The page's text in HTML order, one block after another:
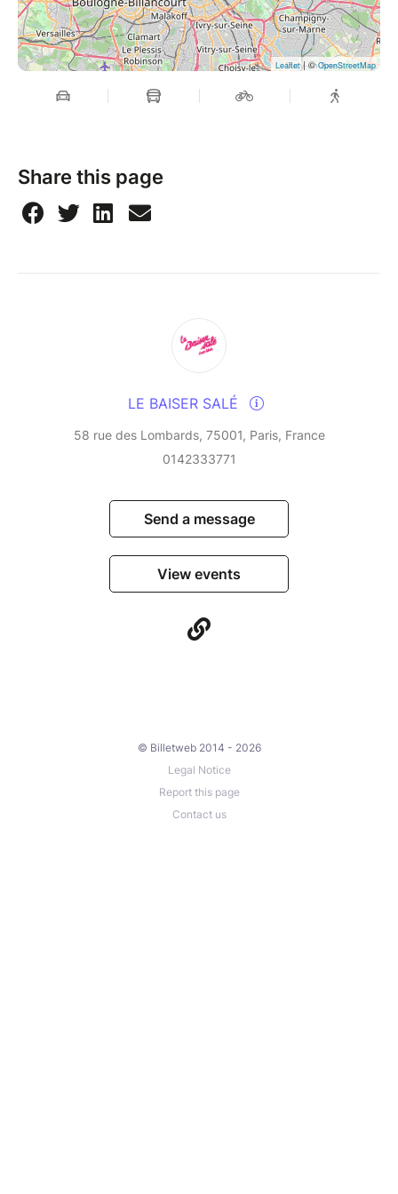
jazz, soul and modern beats. More than a concert,
this evening is a real celebration: warm, festive,
intense and deeply alive.
For this exceptional line-up, Catia has surrounded
elegant grooves and powerful foundations; Vincent
Bidal on piano, whose refined harmonies and
boundless energy open up spaces of freedom and
raising a fever in an instant.
Werneck guides the audience through an authentic,
incandescent and joyful Brazil, with a mix of solar
intense, festive evening, with every track sounding
Leaflet| ©OpenStreetMap
Share this page
LE BAISER SALÉ
58 rue des Lombards, 75001, Paris, France
0142333771
Send a message
View events
© Billetweb 2014 - 2026
Legal Notice
Report this page
Contact us